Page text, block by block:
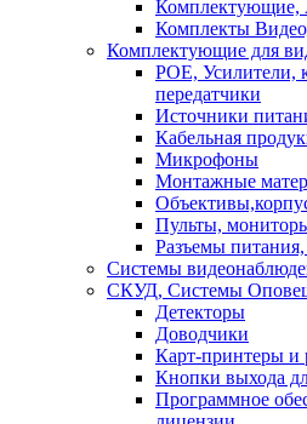
Комплектующие,
Комплекты
Комплектующие для
POE, Усилители,
передатчики
Источники
Кабельная
Микрофоны
Монтажные
Пульты,
Разъемы
Системы
СКУД, Системы
Детекторы
Доводчики
Карт-принтеры и
Кнопки выхода
Программное